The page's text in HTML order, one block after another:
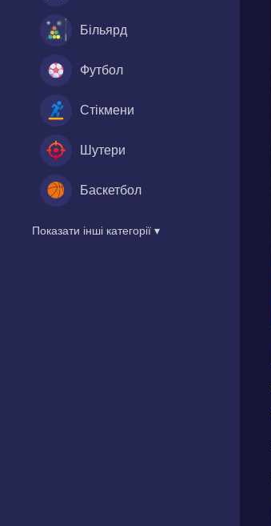
Більярд
Футбол
Стікмени
Шутери
Баскетбол
Показати інші категорії ▾